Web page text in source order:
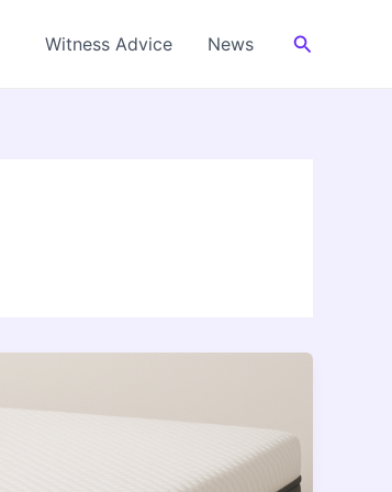
Witness Advice News Cerca